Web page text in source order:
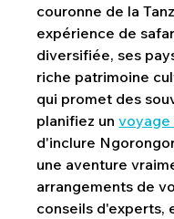
couronne de la
expérience de
diversifiée, ses
riche patrimoine
qui promet des
planifiez un voyage
d'inclure
une aventure
arrangements de
conseils d'experts,